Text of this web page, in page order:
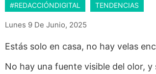
#REDACCIÓNDIGITAL TENDENCIAS
Lunes 9 De Junio, 2025
Estás solo en casa, no hay velas
No hay una fuente visible del olor,